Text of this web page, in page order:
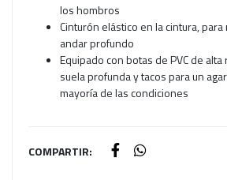
los hombros
Cinturón elástico en la cintura,
andar profundo
Equipado con botas de PVC de
suela profunda y tacos para un
mayoría de las condiciones
COMPARTIR: